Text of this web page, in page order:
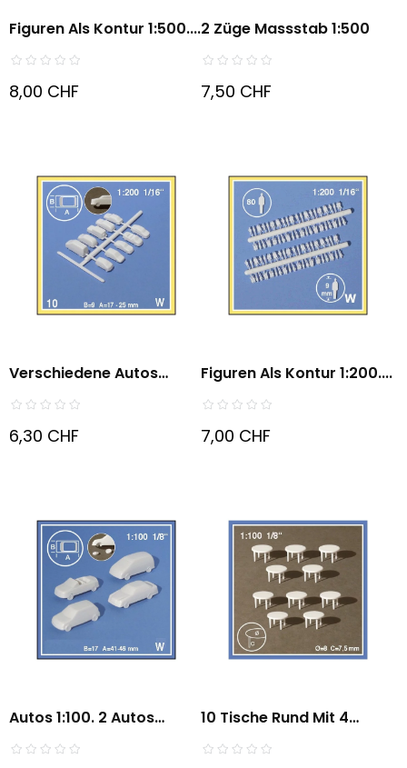
Figuren Als Kontur 1:500....
8,00 CHF
2 Züge Massstab 1:500
7,50 CHF
Verschiedene Autos
1:200....
6,30 CHF
Figuren Als Kontur 1:200....
7,00 CHF
Autos 1:100. 2 Autos
Weiss...
10 Tische Rund Mit 4
Beinen...